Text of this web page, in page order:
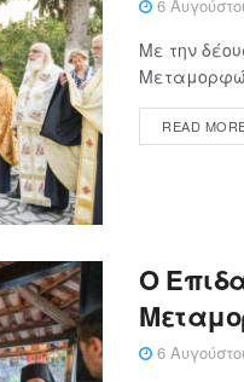
6
Με την
READ
Ο
6